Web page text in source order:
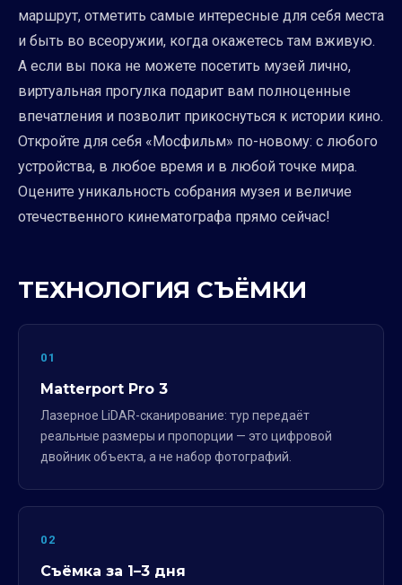
маршрут, отметить самые интересные для себя места
и быть во всеоружии, когда окажетесь там вживую.
А если вы пока не можете посетить музей лично,
виртуальная прогулка подарит вам полноценные
впечатления и позволит прикоснуться к истории кино.
Откройте для себя «Мосфильм» по-новому: с любого
устройства, в любое время и в любой точке мира.
Оцените уникальность собрания музея и величие
отечественного кинематографа прямо сейчас!
ТЕХНОЛОГИЯ СЪЁМКИ
01
Matterport Pro 3
Лазерное LiDAR-сканирование: тур передаёт
реальные размеры и пропорции — это цифровой
двойник объекта, а не набор фотографий.
02
Съёмка за 1–3 дня